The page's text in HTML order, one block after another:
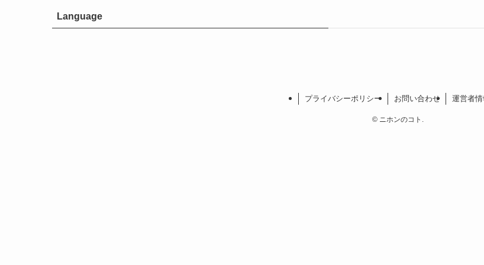
Language
プライバシーポリシー お問い合わせ 運営者情
©ニホンのコト.